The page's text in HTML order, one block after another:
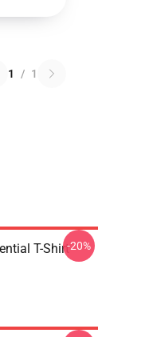
1 / 1
T-Shirt-20%